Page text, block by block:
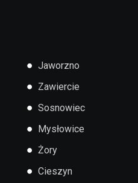
● Jaworzno
● Zawiercie
● Sosnowiec
● Mysłowice
● Żory
● Cieszyn